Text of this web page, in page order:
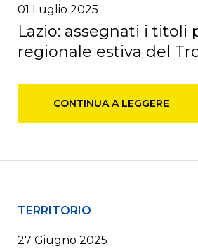
01 Luglio 2025
Lazio: assegnati i titoli
regionale estiva del
CONTINUA A LEGGERE
TERRITORIO
27 Giugno 2025